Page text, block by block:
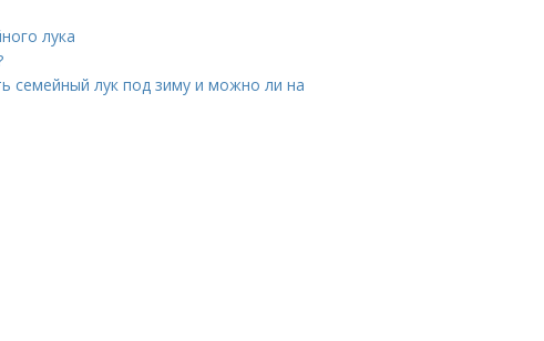
лука
семейный лук под зиму и можно ли на